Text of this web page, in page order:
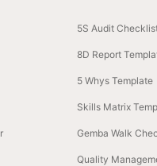
5S Audit
8D Report
5 Whys Template
Skills Matrix
Gemba Walk
Quality